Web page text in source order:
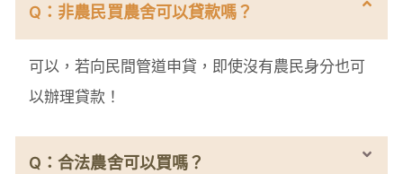
Q：非農民買農舍可以貸款嗎？
可以，若向民間管道申貸，即使沒有農民身分也可
以辦理貸款！
Q：合法農舍可以買嗎？